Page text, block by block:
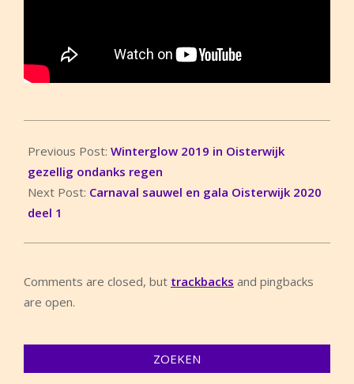
12-
19
Previous Post: Winterglow 2019 in Oisterwijk
gezellig ondanks regen
Next Post: Carnaval sauwel en gala Oisterwijk 2020
deel 1
Comments are closed, but trackbacks and pingbacks
are open.
ZOEKEN